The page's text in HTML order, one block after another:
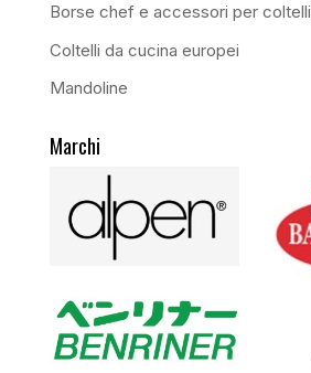
Borse chef e accessori per coltelli
Coltelli da cucina europei
Mandoline
Marchi